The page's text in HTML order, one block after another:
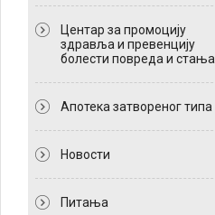
Центар за промоцију
здравља и превенцију
болести повреда и стања
Апотека затвореног типа
Новости
Питања